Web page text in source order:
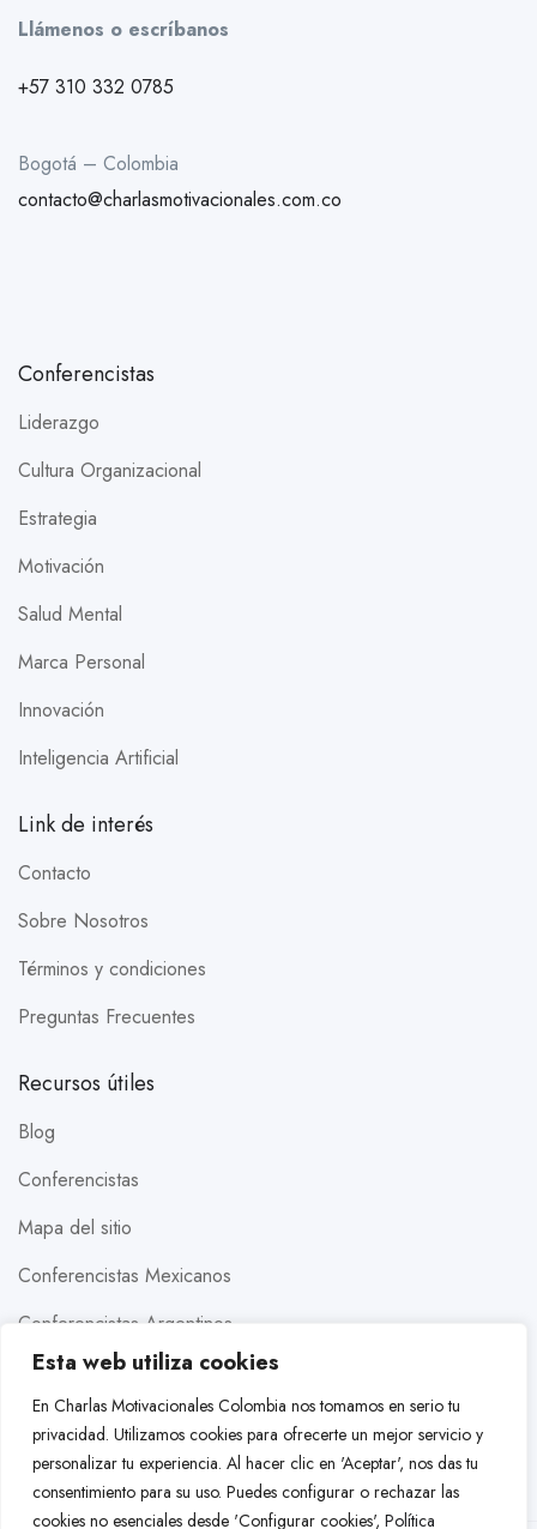
Esta web utiliza cookies
En Charlas Motivacionales Colombia nos tomamos en serio tu
privacidad. Utilizamos cookies para ofrecerte un mejor servicio y
personalizar tu experiencia. Al hacer clic en 'Aceptar', nos das tu
consentimiento para su uso. Puedes configurar o rechazar las
cookies no esenciales desde 'Configurar cookies', Política
Llámenos o escríbanos
+57 310 332 0785
Bogotá – Colombia
contacto@charlasmotivacionales.com.co
Conferencistas
Liderazgo
Cultura Organizacional
Estrategia
Motivación
Salud Mental
Marca Personal
Innovación
Inteligencia Artificial
Link de interés
Contacto
Sobre Nosotros
Términos y condiciones
Preguntas Frecuentes
Recursos útiles
Blog
Conferencistas
Mapa del sitio
Conferencistas Mexicanos
Conferencistas Argentinos
Conferencistas Estados Unidos
Conferencistas Brasileros
Conferencistas Colombianos